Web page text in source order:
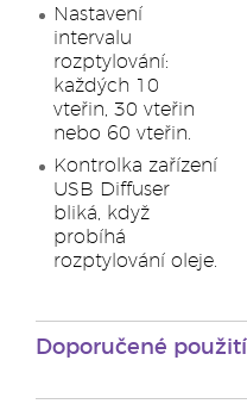
Nastavení
intervalu
rozptylování:
každých 10
vteřin, 30 vteřin
nebo 60 vteřin.
Kontrolka zařízení
USB Diffuser
bliká, když
probíhá
rozptylování oleje.
Doporučené použití